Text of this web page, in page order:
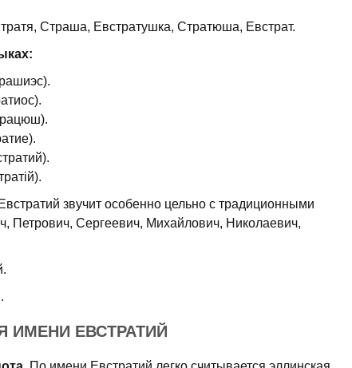
Страша, Евстратушка, Стратюша, Евстрат.
Евстратий звучит особенно цельно с традиционными
Петрович, Сергеевич, Михайлович, Николаевич,
ИМЕНИ ЕВСТРАТИЙ